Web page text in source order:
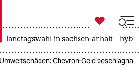
taz zahl ich
zahl ich

taz zahl ich
landtagswahl in sachsen-anhalt
Chevron-Geld